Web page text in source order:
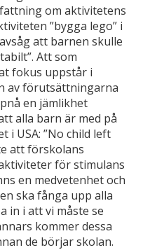
om aktivitetens
”bygga lego” i
att barnen skulle
Att som
fokus uppstår i
av förutsättningarna
en jämlikhet
alla barn är med på
i USA: ”No child left
att förskolans
för stimulans
en medvetenhet och
ska fånga upp alla
in i att vi måste se
kommer dessa
de börjar skolan.